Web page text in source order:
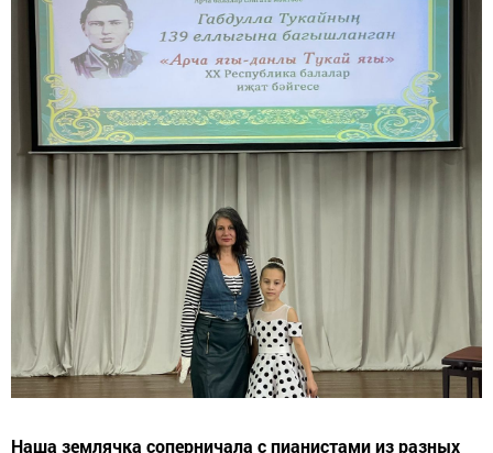
Наша землячка соперничала с пианистами из разных